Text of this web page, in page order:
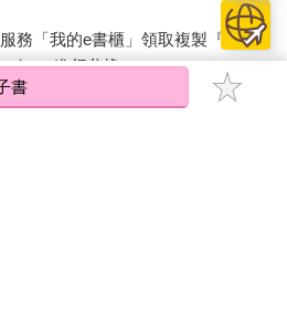
務「我的e書櫃」領取複製『兌換
進行兌換。
所購買的電子書僅能以金石堂專屬
書